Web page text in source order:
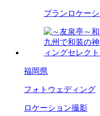
プラン ロケー
福岡県
フォトウェディング
ロケーション撮影